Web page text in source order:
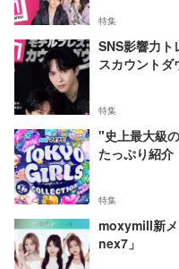
特集
SNS影響力ト
スカウントダ
特集
"史上最大級
たっぷり紹介
特集
moxymill新
nex7」